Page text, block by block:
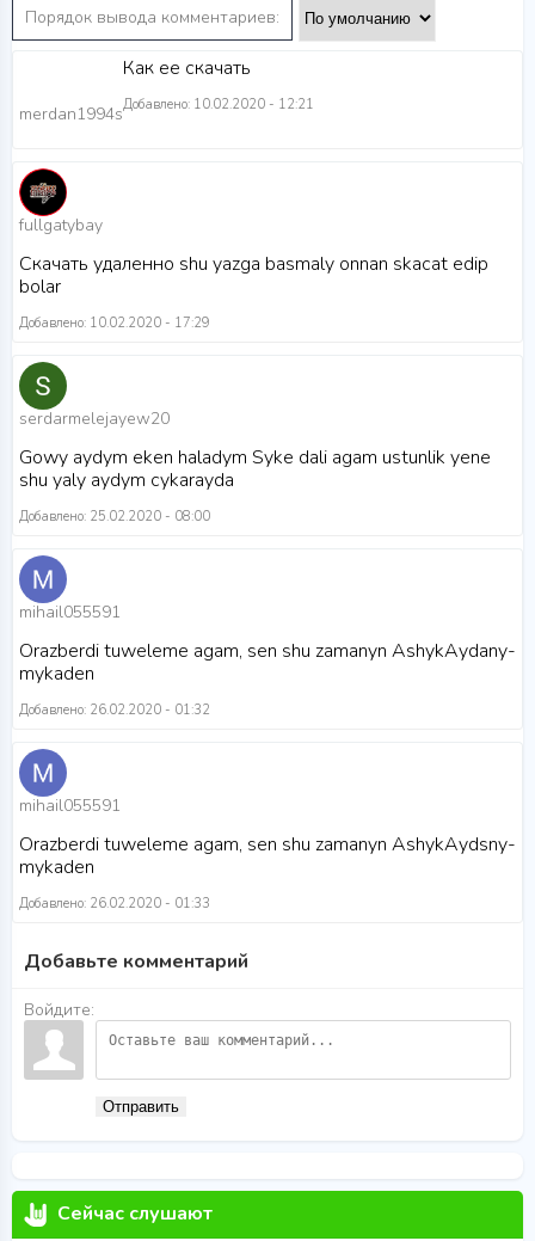
Порядок вывода комментариев:
merdan1994s
Как ее скачать
Добавлено: 10.02.2020 - 12:21
fullgatybay
Скачать удаленно shu yazga basmaly onnan skacat edip
bolar
Добавлено: 10.02.2020 - 17:29
serdarmelejayew20
Gowy aydym eken haladym Syke dali agam ustunlik yene
shu yaly aydym cykarayda
Добавлено: 25.02.2020 - 08:00
mihail055591
Orazberdi tuweleme agam, sen shu zamanyn AshykAydany-
mykaden
Добавлено: 26.02.2020 - 01:32
mihail055591
Orazberdi tuweleme agam, sen shu zamanyn AshykAydsny-
mykaden
Добавлено: 26.02.2020 - 01:33
Добавьте комментарий
Войдите:
Отправить
Сейчас слушают